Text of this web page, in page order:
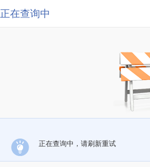
正在查询中
正在查询中，请刷新重试